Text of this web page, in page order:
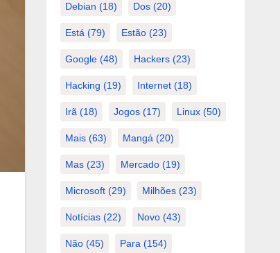
Debian (18) Dos(20)
Está (79) Estão(23)
Google(48) Hackers(23)
Hacking (19) Internet(18)
Irã (18) Jogos(17) Linux(50)
Mais(63) Mangá (20)
Mas(23) Mercado(19)
Microsoft(29) Milhões(23)
Notícias(22) Novo(43)
Não(45) Para (154)